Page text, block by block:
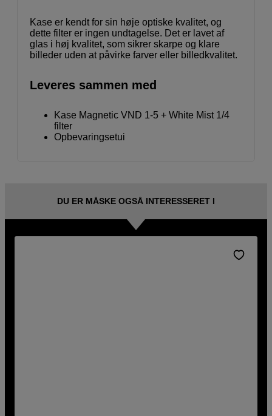
Kase er kendt for sin høje optiske kvalitet, og
dette filter er ingen undtagelse. Det er lavet af
glas i høj kvalitet, som sikrer skarpe og klare
billeder uden at påvirke farver eller billedkvalitet.
Leveres sammen med
Kase Magnetic VND 1-5 + White Mist 1/4
filter
Opbevaringsetui
DU ER MÅSKE OGSÅ INTERESSERET I